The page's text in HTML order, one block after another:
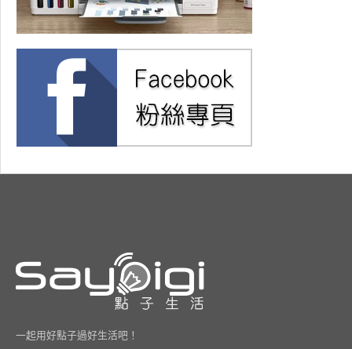
一起用好點子過好生活吧！